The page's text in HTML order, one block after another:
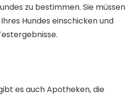
zu bestimmen. Sie müssen
Hundes einschicken und
es auch Apotheken, die